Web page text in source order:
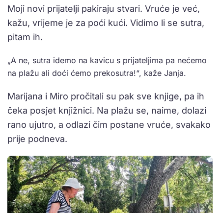
Moji novi prijatelji pakiraju stvari. Vruće je već,
kažu, vrijeme je za poći kući. Vidimo li se sutra,
pitam ih.
„A ne, sutra idemo na kavicu s prijateljima pa nećemo
na plažu ali doći ćemo prekosutra!“, kaže Janja.
Marijana i Miro pročitali su pak sve knjige, pa ih
čeka posjet knjižnici. Na plažu se, naime, dolazi
rano ujutro, a odlazi čim postane vruće, svakako
prije podneva.